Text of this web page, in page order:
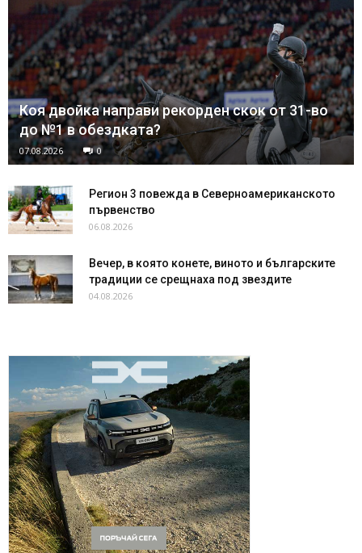
Коя двойка направи рекорден скок от 31-во
до №1 в обездката?
07.08.2026 0
Регион 3 повежда в Северноамериканското
първенство
06.08.2026
Вечер, в която конете, виното и българските
традиции се срещнаха под звездите
04.08.2026